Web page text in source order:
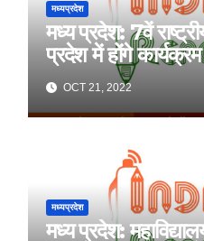
मध्यप्रदेश
मध्य प्रदेश: 7वें
प्रदेश में होंगे कार्यक्रम
OCT 21, 2022
मध्यप्रदेश
मध्य प्रदेश: